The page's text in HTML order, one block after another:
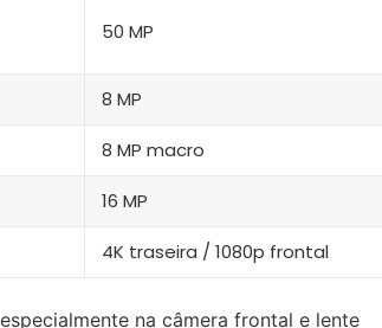
50 MP
8 MP
8 MP macro
16 MP
4K traseira / 1080p frontal
na câmera frontal e lente